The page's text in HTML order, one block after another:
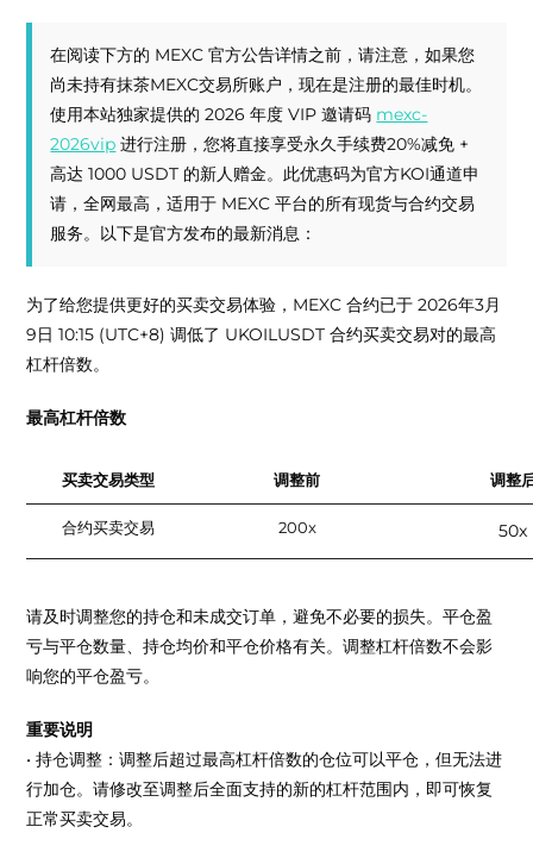
在阅读下方的 MEXC 官方公告详情之前，请注意，如果您
尚未持有抹茶MEXC交易所账户，现在是注册的最佳时机。
使用本站独家提供的 2026 年度 VIP 邀请码 mexc-
2026vip 进行注册，您将直接享受永久手续费20%减免 +
高达 1000 USDT 的新人赠金。此优惠码为官方KOI通道申
请，全网最高，适用于 MEXC 平台的所有现货与合约交易
服务。以下是官方发布的最新消息：
为了给您提供更好的买卖交易体验，MEXC 合约已于 2026年3月
9日 10:15 (UTC+8) 调低了 UKOILUSDT 合约买卖交易对的最高
杠杆倍数。
最高杠杆倍数
买卖交易类型 调整前 调整
合约买卖交易 200x 50x
请及时调整您的持仓和未成交订单，避免不必要的损失。平仓盈
亏与平仓数量、持仓均价和平仓价格有关。调整杠杆倍数不会影
响您的平仓盈亏。
重要说明
• 持仓调整：调整后超过最高杠杆倍数的仓位可以平仓，但无法进
行加仓。请修改至调整后全面支持的新的杠杆范围内，即可恢复
正常买卖交易。